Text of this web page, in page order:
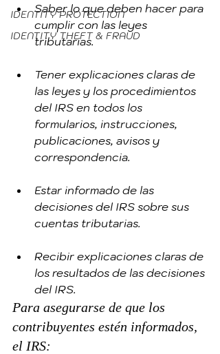
IDENTITY PROTECTION
IDENTITY THEFT & FRAUD
Saber lo que deben hacer para
cumplir con las leyes
tributarias.
Tener explicaciones claras de
las leyes y los procedimientos
del IRS en todos los
formularios, instrucciones,
publicaciones, avisos y
correspondencia.
Estar informado de las
decisiones del IRS sobre sus
cuentas tributarias.
Recibir explicaciones claras de
los resultados de las decisiones
del IRS.
Para asegurarse de que los
contribuyentes estén informados,
el IRS: